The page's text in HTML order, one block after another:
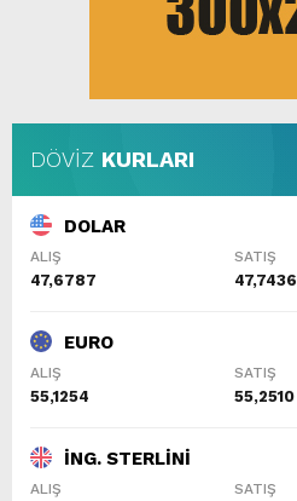
DÖVİZ KURLARI
DOLAR
ALIŞ SATIŞ
47,6787 47,7436
EURO
ALIŞ SATIŞ
55,1254 55,2510
İNG. STERLİNİ
ALIŞ SATIŞ